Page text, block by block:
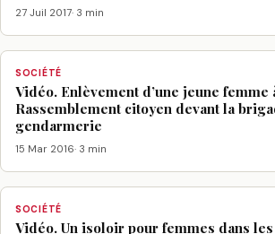
27 Juil 2017· 3 min
SOCIÉTÉ
Vidéo. Enlèvement d’une jeune femme
Rassemblement citoyen devant la
gendarmerie
15 Mar 2016· 3 min
SOCIÉTÉ
Vidéo. Un isoloir pour femmes dans